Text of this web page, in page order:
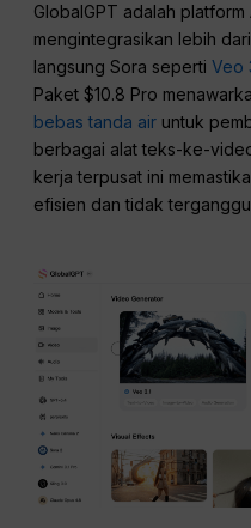
GlobalGPT adalah
mengintegrasikan lebih
langsung Sora sepertiVeo
Paket $10.8 Pro
bebas tanda air untuk
berbagai alat teks-ke-
kerja terpusat ini
efisien dan tidak